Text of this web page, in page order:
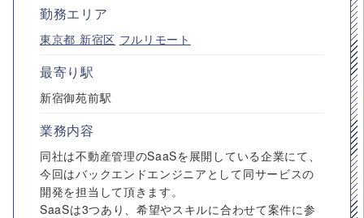
勤務エリア
東京都 新宿区 フルリモート
最寄り駅
新宿御苑前駅
業務内容
同社は不動産管理のSaaSを展開している企業にて、
今回はバックエンドエンジニアとして同サービスの
開発を担当して頂きます。
SaaSは3つあり、希望やスキルに合わせて案件に参